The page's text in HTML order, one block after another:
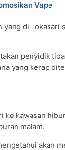
Vape
di Lokasari
penyidik
yang kerap
ke kawasan
malam.
akan